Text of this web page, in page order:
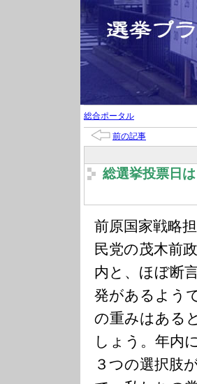
総合ポータル
前の記事
総選挙投票日
前原国家戦略
民党の茂木前
内と、ほぼ断
発があるよう
の重みはある
しょう。年内
３つの選択肢